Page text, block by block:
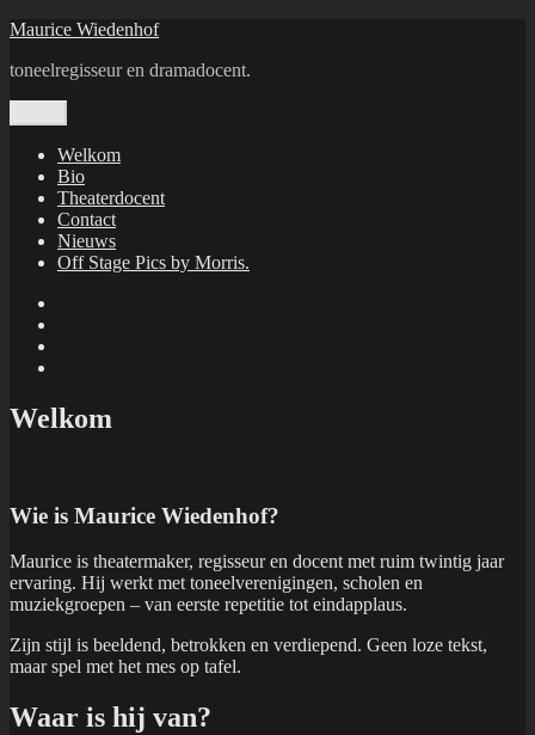
Ga
de
Maurice Wiedenhof
toneelregisseur en dramadocent.
Welkom
Bio
Theaterdocent
Contact
Nieuws
Off Stage Pics by Morris.
Welkom
Wie is Maurice Wiedenhof?
Maurice is theatermaker, regisseur en docent met ruim twintig jaar
ervaring. Hij werkt met toneelverenigingen, scholen en
muziekgroepen – van eerste repetitie tot eindapplaus.
Zijn stijl is beeldend, betrokken en verdiepend. Geen loze tekst,
maar spel met het mes op tafel.
Waar is hij van?